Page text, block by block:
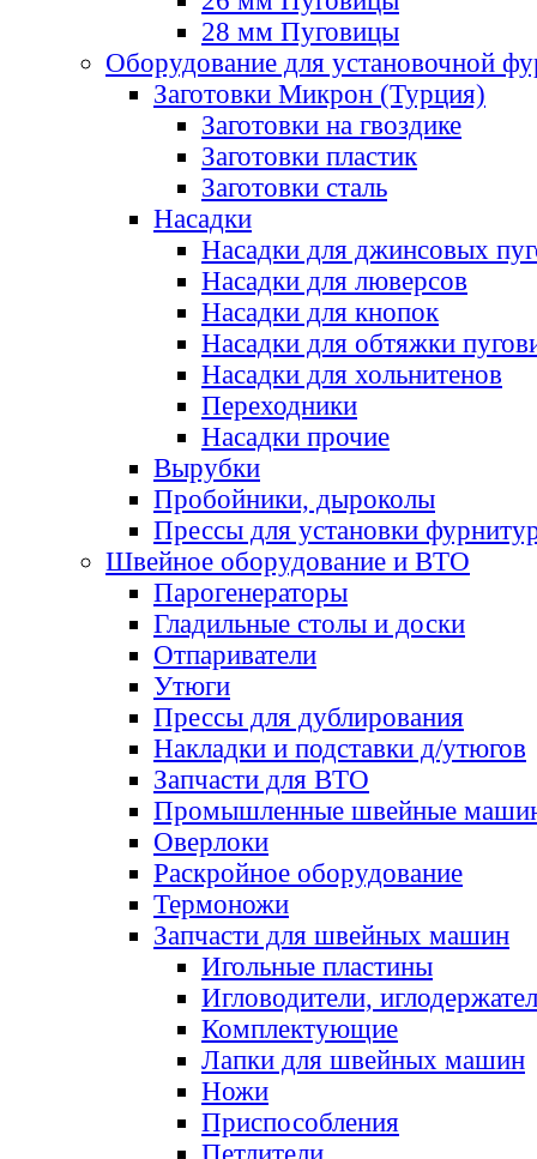
28 мм Пуговицы
Оборудование для установочной
Заготовки Микрон (Турция)
Заготовки на гвоздике
Заготовки пластик
Заготовки сталь
Насадки
Насадки для джинсовых
Насадки для люверсов
Насадки для кнопок
Насадки для обтяжки
Насадки для хольнитенов
Переходники
Насадки прочие
Вырубки
Пробойники, дыроколы
Прессы для установки
Швейное оборудование и ВТО
Парогенераторы
Гладильные столы и доски
Отпариватели
Утюги
Прессы для дублирования
Накладки и подставки д/утюгов
Запчасти для ВТО
Промышленные швейные
Оверлоки
Раскройное оборудование
Термоножи
Запчасти для швейных машин
Игольные пластины
Игловодители,
Комплектующие
Лапки для швейных машин
Ножи
Приспособления